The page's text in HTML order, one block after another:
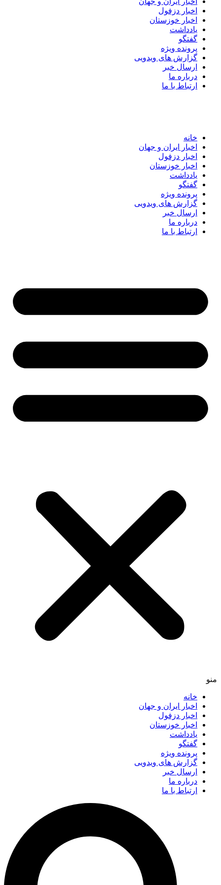
اخبار دزفول
اخبار خوزستان
یادداشت
گفتگو
پرونده ویژه
گزارش های ویدویی
ارسال خبر
درباره ما
ارتباط با ما
خانه
اخبار ایران و جهان
اخبار دزفول
اخبار خوزستان
یادداشت
گفتگو
پرونده ویژه
گزارش های ویدویی
ارسال خبر
درباره ما
ارتباط با ما
خانه
اخبار ایران و جهان
اخبار دزفول
اخبار خوزستان
یادداشت
گفتگو
پرونده ویژه
گزارش های ویدویی
ارسال خبر
درباره ما
ارتباط با ما